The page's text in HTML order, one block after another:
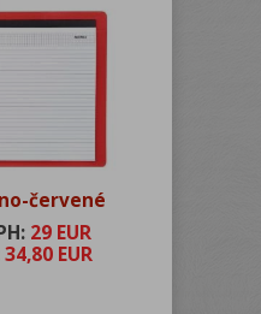
červené
29 EUR
34,80 EUR